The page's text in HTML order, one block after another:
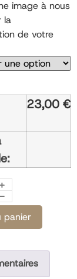
image à nous
la
de votre
23,00 €
panier